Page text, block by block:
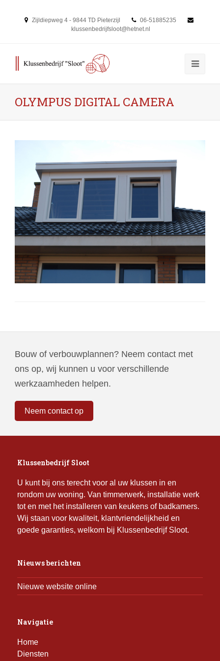
Zijldiepweg 4 - 9844 TD Pieterzijl
06-51885235
klussenbedrijfsloot@hetnet.nl
OLYMPUS DIGITAL CAMERA
Bouw of verbouwplannen? Neem contact met
ons op, wij kunnen u voor verschillende
werkzaamheden helpen.
Neem contact op
Klussenbedrijf Sloot
U kunt bij ons terecht voor al uw klussen in en
rondom uw woning. Van timmerwerk, installatie werk
tot en met het installeren van keukens of badkamers.
Wij staan voor kwaliteit, klantvriendelijkheid en
goede garanties, welkom bij Klussenbedrijf Sloot.
Nieuws berichten
Nieuwe website online
Navigatie
Home
Diensten